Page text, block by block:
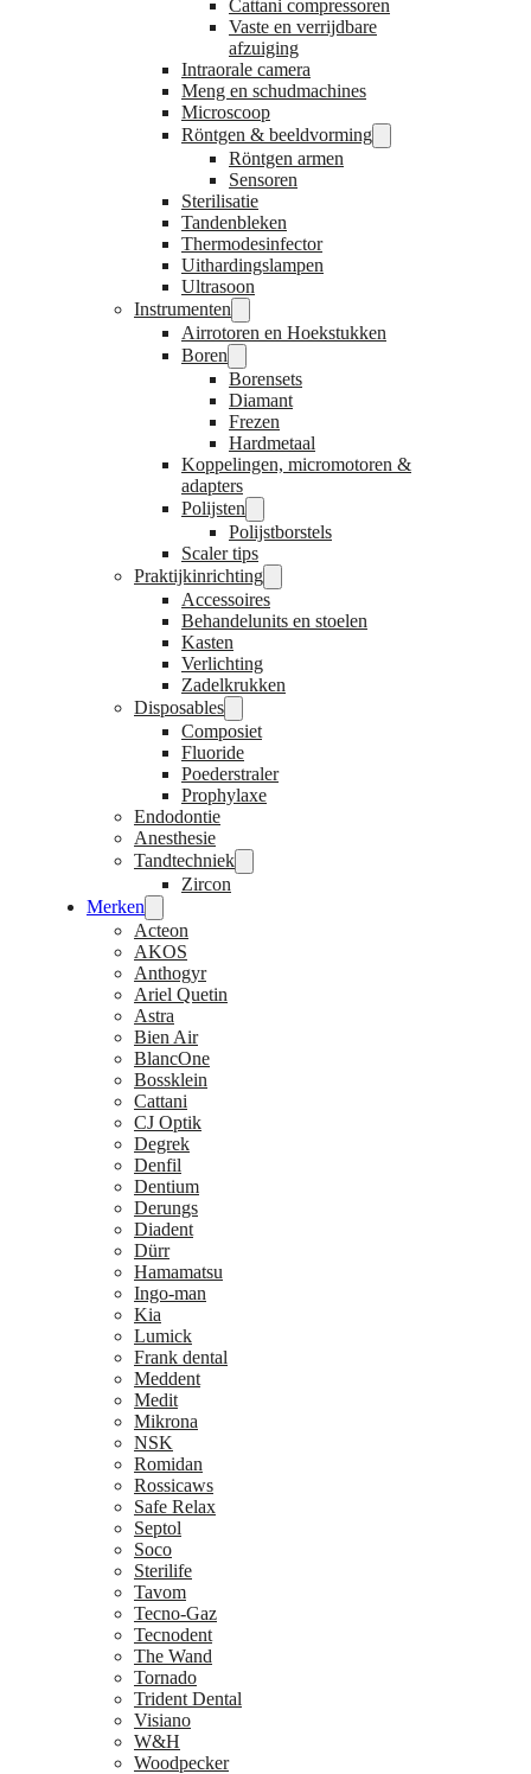
Cattani compressoren
Vaste en verrijdbare
afzuiging
Intraorale camera
Meng en schudmachines
Microscoop
Röntgen & beeldvorming
Röntgen armen
Sensoren
Sterilisatie
Tandenbleken
Thermodesinfector
Uithardingslampen
Ultrasoon
Instrumenten
Airrotoren en Hoekstukken
Boren
Borensets
Diamant
Frezen
Hardmetaal
Koppelingen, micromotoren &
adapters
Polijsten
Polijstborstels
Scaler tips
Praktijkinrichting
Accessoires
Behandelunits en stoelen
Kasten
Verlichting
Zadelkrukken
Disposables
Composiet
Fluoride
Poederstraler
Prophylaxe
Endodontie
Anesthesie
Tandtechniek
Zircon
Merken
Acteon
AKOS
Anthogyr
Ariel Quetin
Astra
Bien Air
BlancOne
Bossklein
Cattani
CJ Optik
Degrek
Denfil
Dentium
Derungs
Diadent
Dürr
Hamamatsu
Ingo-man
Kia
Lumick
Frank dental
Meddent
Medit
Mikrona
NSK
Romidan
Rossicaws
Safe Relax
Septol
Soco
Sterilife
Tavom
Tecno-Gaz
Tecnodent
The Wand
Tornado
Trident Dental
Visiano
W&H
Woodpecker